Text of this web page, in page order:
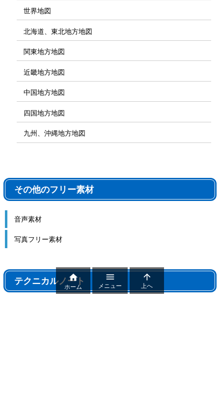
世界地図
北海道、東北地方地図
関東地方地図
近畿地方地図
中国地方地図
四国地方地図
九州、沖縄地方地図
その他のフリー素材
音声素材
写真フリー素材
テクニカルノート

ホーム

メニュー

上へ